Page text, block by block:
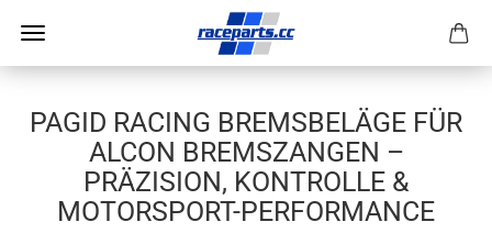
PAGID RACING BREMSBELÄGE FÜR
ALCON BREMSZANGEN –
PRÄZISION, KONTROLLE &
MOTORSPORT-PERFORMANCE